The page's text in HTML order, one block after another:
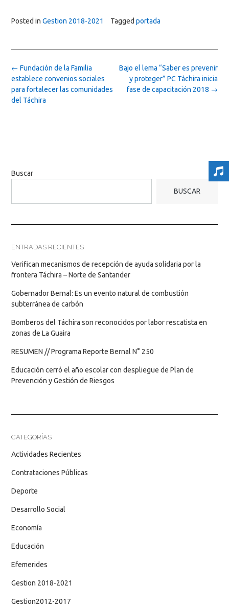
Posted in Gestion 2018-2021 Tagged portada
Post
navigation
Bajo el lema “Saber es prevenir
y proteger” PC Táchira inicia
fase de capacitación 2018 →
← Fundación de la Familia
establece convenios sociales
para fortalecer las comunidades
del Táchira
Buscar
BUSCAR
ENTRADAS RECIENTES
Verifican mecanismos de recepción de ayuda solidaria por la
frontera Táchira – Norte de Santander
Gobernador Bernal: Es un evento natural de combustión
subterránea de carbón
Bomberos del Táchira son reconocidos por labor rescatista en
zonas de La Guaira
RESUMEN // Programa Reporte Bernal N° 250
Educación cerró el año escolar con despliegue de Plan de
Prevención y Gestión de Riesgos
CATEGORÍAS
Actividades Recientes
Contrataciones Públicas
Deporte
Desarrollo Social
Economía
Educación
Efemerides
Gestion 2018-2021
Gestion2012-2017